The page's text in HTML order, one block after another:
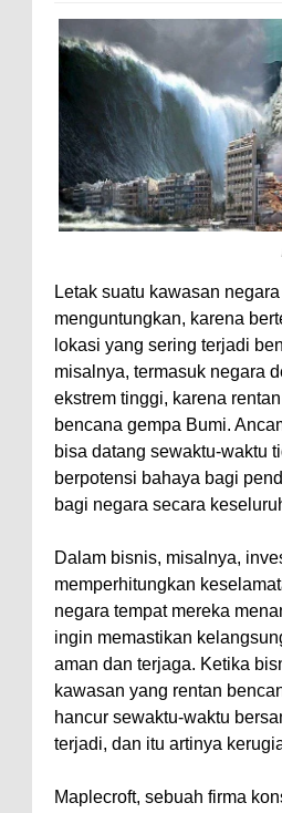
Letak suatu kawasan
menguntungkan, karena
lokasi yang sering terjadi
misalnya, termasuk negara
ekstrem tinggi, karena
bencana gempa Bumi.
bisa datang sewaktu-waktu
berpotensi bahaya bagi
bagi negara secara
Dalam bisnis, misalnya,
memperhitungkan
negara tempat mereka
ingin memastikan
aman dan terjaga. Ketika
kawasan yang rentan
hancur sewaktu-waktu
terjadi, dan itu artinya
Maplecroft, sebuah firma